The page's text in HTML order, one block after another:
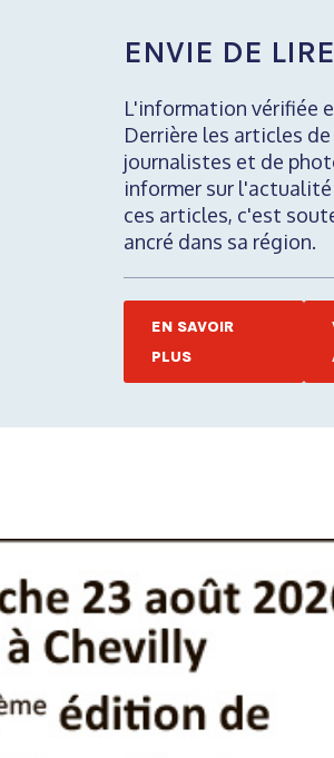
ENVIE DE
L'information vérifiée
Derrière les articles
journalistes et de
informer sur
ces articles, c'est
ancré dans sa région.
EN SAVOIR
PLUS